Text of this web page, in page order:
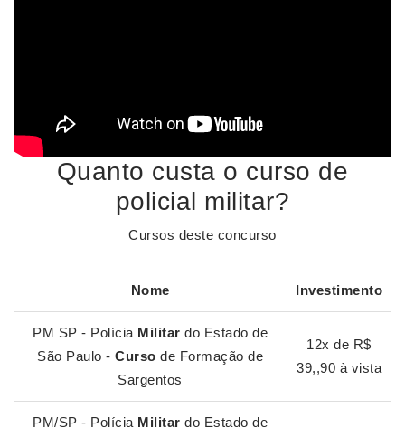
Quanto custa o curso de
policial militar?
Cursos deste concurso
Nome Investimento
PM SP - Polícia Militar do Estado de
São Paulo - Curso de Formação de
Sargentos
12x de R$
39,,90 à vista
PM/SP - Polícia Militar do Estado de